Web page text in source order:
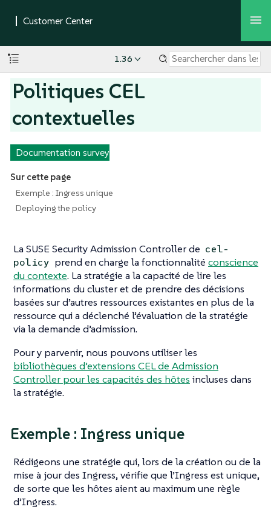
1.36
Politiques CEL
contextuelles
Documentation survey
Sur cette page
Exemple : Ingress unique
Deploying the policy
La SUSE Security Admission Controller de cel-
policy prend en charge la fonctionnalitéconscience
du contexte. La stratégie a la capacité de lire les
informations du cluster et de prendre des décisions
basées sur d’autres ressources existantes en plus de la
ressource qui a déclenché l’évaluation de la stratégie
via la demande d’admission.
Pour y parvenir, nous pouvons utiliser les
bibliothèques d’extensions CEL de Admission
Controller pour les capacités des hôtes incluses dans
la stratégie.
Exemple : Ingress unique
Rédigeons une stratégie qui, lors de la création ou de la
mise à jour des Ingress, vérifie que l’Ingress est unique,
de sorte que les hôtes aient au maximum une règle
d’Ingress.